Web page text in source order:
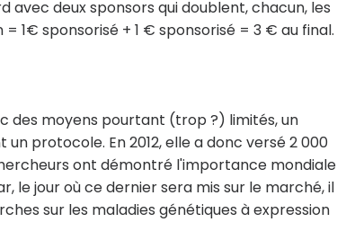
avec deux sponsors qui doublent, chacun, les
1€ sponsorisé + 1 € sponsorisé = 3 € au final.
des moyens pourtant (trop ?) limités, un
protocole. En 2012, elle a donc versé 2 000
ont démontré l'importance mondiale
le jour où ce dernier sera mis sur le marché, il
sur les maladies génétiques à expression